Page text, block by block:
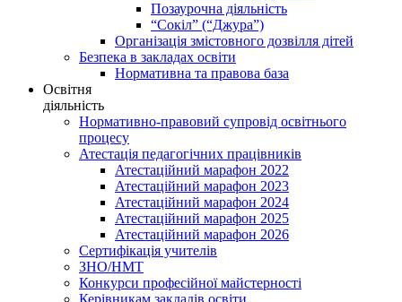
Позаурочна діяльність
“Сокіл” (“Джура”)
Організація змістовного дозвілля дітей
Безпека в закладах освіти
Нормативна та правова база
Освітня
діяльність
Нормативно-правовий супровід освітнього
процесу
Атестація педагогічних працівників
Атестаційний марафон 2022
Атестаційний марафон 2023
Атестаційний марафон 2024
Атестаційний марафон 2025
Атестаційний марафон 2026
Сертифікація учителів
ЗНО/НМТ
Конкурси професійної майстерності
Керівникам закладів освіти